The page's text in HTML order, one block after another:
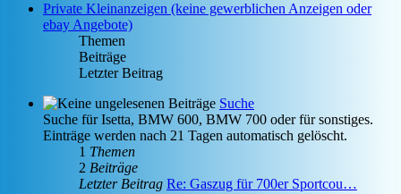
Private Kleinanzeigen (keine gewerblichen Anzeigen oder
ebay Angebote)
Themen
Beiträge
Letzter Beitrag
Suche
Suche für Isetta, BMW 600, BMW 700 oder für sonstiges.
Einträge werden nach 21 Tagen automatisch gelöscht.
1 Themen
2 Beiträge
Letzter Beitrag Re: Gaszug für 700er Sportcou…